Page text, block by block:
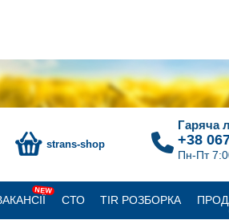
strans-shop
Гаряча
+38
Пн-Пт
NEW
СТО TIR РОЗБОРКА